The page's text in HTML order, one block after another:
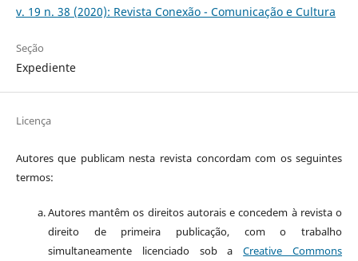
v. 19 n. 38 (2020): Revista Conexão - Comunicação e Cultura
Seção
Expediente
Licença
Autores que publicam nesta revista concordam com os seguintes
termos:
Autores mantêm os direitos autorais e concedem à revista o
direito de primeira publicação, com o trabalho
simultaneamente licenciado sob aCreative Commons